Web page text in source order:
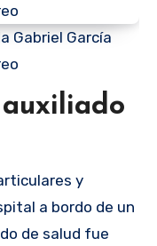
Gabriel García
y
a bordo de un
de salud fue